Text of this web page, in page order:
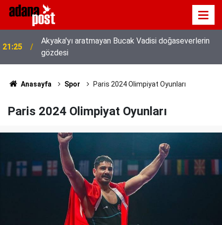
21:25
Akyaka'yı aratmayan Bucak Vadisi doğaseverlerin
gözdesi
Anasayfa Spor Paris 2024 Olimpiyat Oyunları
Paris 2024 Olimpiyat Oyunları